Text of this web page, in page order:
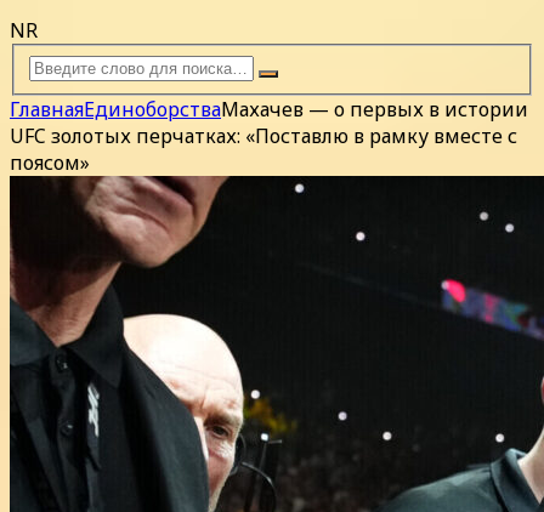
NR
ГлавнаяЕдиноборстваМахачев — о первых в истории
UFC золотых перчатках: «Поставлю в рамку вместе с
поясом»